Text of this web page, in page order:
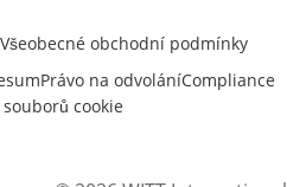
Všeobecné obchodní podmínky
Právo na odvoláníCompliance
cookie